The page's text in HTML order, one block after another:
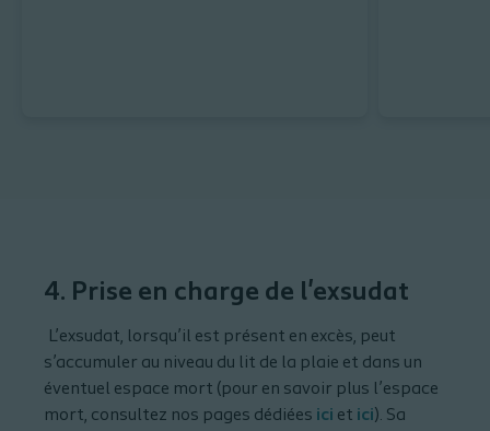
4. Prise en charge de l'exsudat
L’exsudat, lorsqu’il est présent en excès, peut
s’accumuler au niveau du lit de la plaie et dans un
éventuel espace mort (pour en savoir plus l’espace
mort, consultez nos pages dédiées ici et ici). Sa